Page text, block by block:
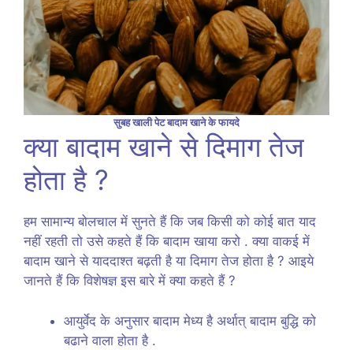
सुबह खाली पेट बादाम खाने के फायदे
क्या बादाम खाने से दिमाग तेज
होता है ?
हम सामान्य बोलचाल में सुनते हैं कि जब किसी को कोई बात याद
नहीं रहती तो उसे कहते हैं कि बादाम खाया करो . क्या वाकई में
बादाम खाने से याददाश्त बढ़ती है या दिमाग तेज होता है ? आइये
जानते हैं कि विशेषज्ञ इस बारे में क्या कहते हैं ?
आयुर्वेद के अनुसार बादाम मेध्य है अर्थात् बादाम बुद्धि को
बढाने वाला होता है .